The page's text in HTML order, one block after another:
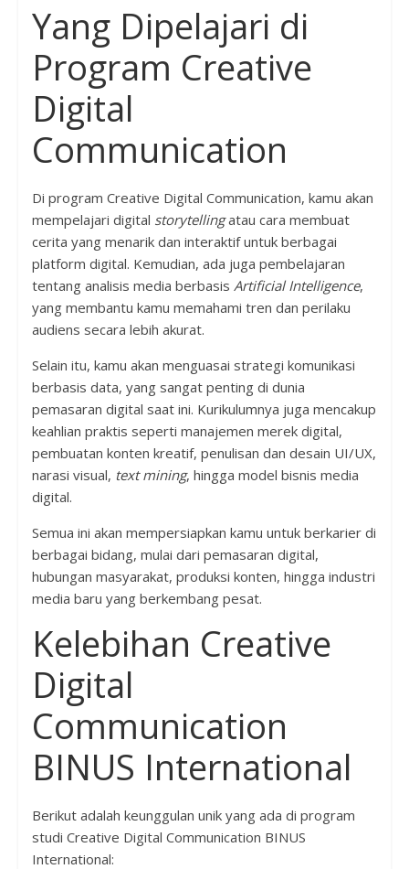
Yang Dipelajari di
Program Creative
Digital
Communication
Di program Creative Digital Communication, kamu akan
mempelajari digital storytellingatau cara membuat
cerita yang menarik dan interaktif untuk berbagai
platform digital. Kemudian, ada juga pembelajaran
tentang analisis media berbasis Artificial Intelligence,
yang membantu kamu memahami tren dan perilaku
audiens secara lebih akurat.
Selain itu, kamu akan menguasai strategi komunikasi
berbasis data, yang sangat penting di dunia
pemasaran digital saat ini. Kurikulumnya juga mencakup
keahlian praktis seperti manajemen merek digital,
pembuatan konten kreatif, penulisan dan desain UI/UX,
narasi visual, text mining, hingga model bisnis media
digital.
Semua ini akan mempersiapkan kamu untuk berkarier di
berbagai bidang, mulai dari pemasaran digital,
hubungan masyarakat, produksi konten, hingga industri
media baru yang berkembang pesat.
Kelebihan Creative
Digital
Communication
BINUS International
Berikut adalah keunggulan unik yang ada di program
studi Creative Digital Communication BINUS
International: